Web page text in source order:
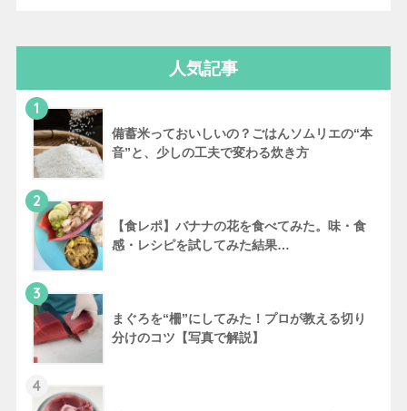
人気記事
1
備蓄米っておいしいの？ごはんソムリエの“本
音”と、少しの工夫で変わる炊き方
2
【食レポ】バナナの花を食べてみた。味・食
感・レシピを試してみた結果…
3
まぐろを“柵”にしてみた！プロが教える切り
分けのコツ【写真で解説】
4